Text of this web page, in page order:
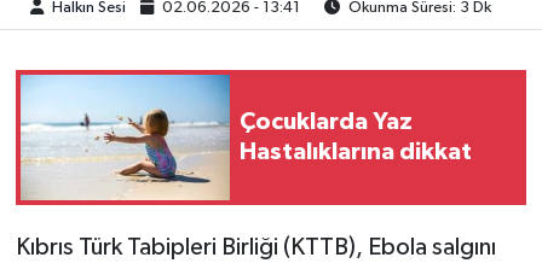
Halkın Sesi 02.06.2026 - 13:41 Okunma Süresi: 3 Dk
Çocuklarda Yaz
Hastalıklarına dikkat
Kıbrıs Türk Tabipleri Birliği (KTTB), Ebola salgını